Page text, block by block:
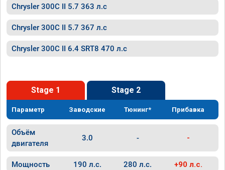
Chrysler 300C II 5.7 363 л.с
Chrysler 300C II 5.7 367 л.с
Chrysler 300C II 6.4 SRT8 470 л.с
Stage 1 Stage 2
Параметр Заводские Тюнинг* Прибавка
Объём
двигателя
3.0 - -
Мощность 190 л.с. 280 л.с. +90 л.с.